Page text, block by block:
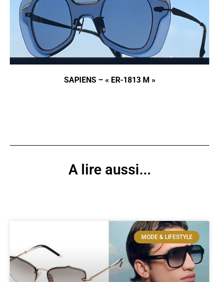
SAPIENS – « ER-1813 M »
A lire aussi...
MODE & LIFESTYLE